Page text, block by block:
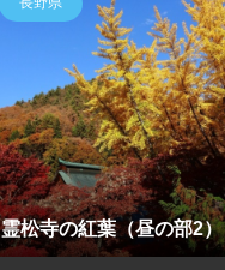
霊松寺の紅葉（昼の部2）